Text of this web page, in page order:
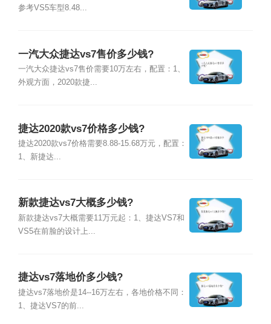
参考VS5车型8.48...
一汽大众捷达vs7售价多少钱?
一汽大众捷达vs7售价需要10万左右，配置：1、
外观方面，2020款捷...
捷达2020款vs7价格多少钱?
捷达2020款vs7价格需要8.88-15.68万元，配置：
1、新捷达...
新款捷达vs7大概多少钱?
新款捷达vs7大概需要11万元起：1、捷达VS7和
VS5在前脸的设计上...
捷达vs7落地价多少钱?
捷达vs7落地价是14--16万左右，各地价格不同：
1、捷达VS7的前...